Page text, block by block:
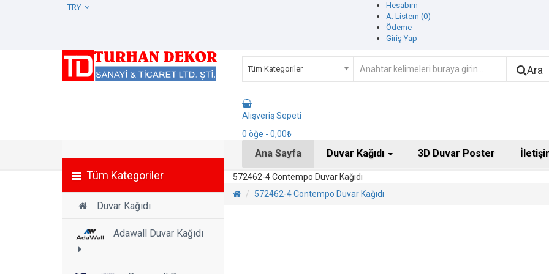
Hesabım
A. Listem (0)
Ödeme
Giriş Yap
Tüm Kategoriler Ara
Alışveriş Sepeti
0 öğe - 0,00₺
Tüm Kategoriler
Duvar Kağıdı
Adawall Duvar Kağıdı
Ana Sayfa Duvar Kağıdı 3D Duvar Poster
572462-4 Contempo Duvar Kağıdı
572462-4 Contempo Duvar Kağıdı